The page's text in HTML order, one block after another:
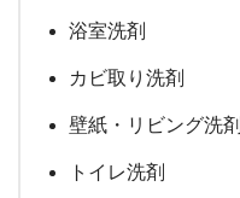
浴室洗剤
カビ取り洗剤
壁紙・リビング洗剤
トイレ洗剤